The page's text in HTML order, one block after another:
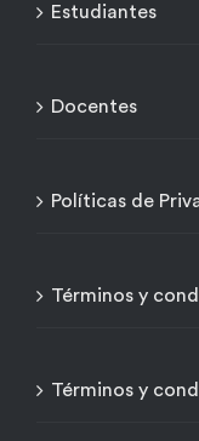
Estudiantes
Docentes
Políticas de
Términos y
Términos y